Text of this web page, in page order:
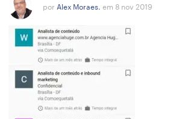
por Alex Moraes. em 8 nov 2019